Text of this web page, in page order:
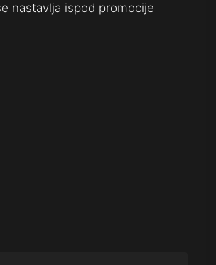
nastavlja ispod promocije